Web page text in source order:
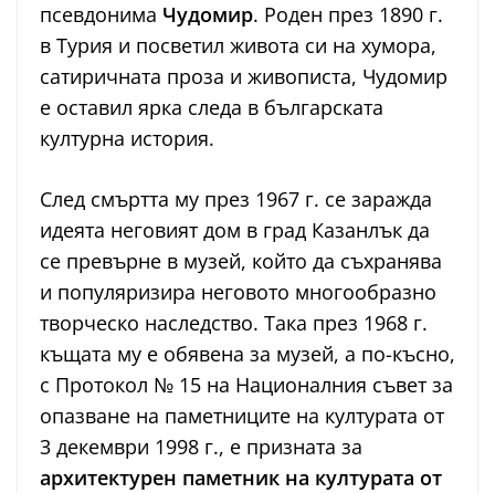
псевдонима Чудомир. Роден през 1890 г.
в Турия и посветил живота си на хумора,
сатиричната проза и живописта, Чудомир
е оставил ярка следа в българската
културна история.
След смъртта му през 1967 г. се заражда
идеята неговият дом в град Казанлък да
се превърне в музей, който да съхранява
и популяризира неговото многообразно
творческо наследство. Така през 1968 г.
къщата му е обявена за музей, а по-късно,
с Протокол № 15 на Националния съвет за
опазване на паметниците на културата от
3 декември 1998 г., е призната за
архитектурен паметник на културата от